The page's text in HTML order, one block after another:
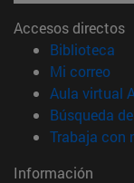
Accesos directos
Biblioteca
Mi correo
Aula virtual
Búsqueda
Trabaja con
Información